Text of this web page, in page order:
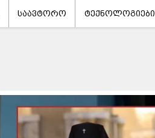
საავტორო ტექნოლოგიები